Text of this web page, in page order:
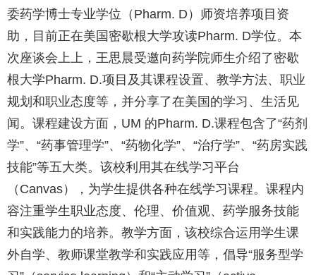
委药学博士专业学位（Pharm. D）师资培养项目资
助，目前正在美国密歇根大学攻读Pharm. D学位。本
次座谈会上上，王思晨受邀向药学院师生介绍了密歇
根大学Pharm. D.项目及其课程设置、教学方法、职业
规划和职业态度等，并分享了在美国的学习、生活见
闻。课程建设方面，UM 的Pharm. D.课程包含了“药剂
学”、“药事管理学”、“药物化学”、“治疗学”、“药房实践
技能”等五大类。该校利用其在线学习平台
（Canvas），为学生提供各种在线学习课程。课程内
容注重学生职业态度、伦理、价值观、药学服务技能
和实践能力的培养。教学方面，该校综合运用学生课
外自学、教师课堂教学和实践应用等，倡导“服务型学